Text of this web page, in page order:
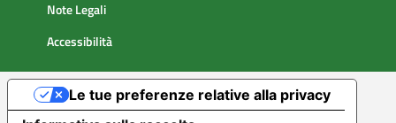
Note Legali
Accessibilità
Le tue preferenze relative alla privacy